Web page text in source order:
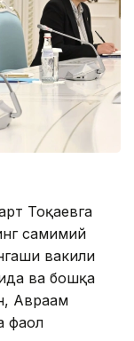
Тоқаевга
самимий
вакили
ва бошқа
Авраам
фаол